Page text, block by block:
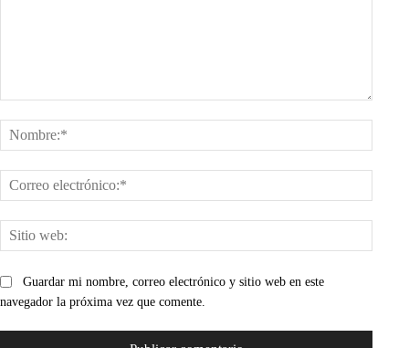
web:
Guardar mi nombre, correo electrónico y sitio web en este
navegador la próxima vez que comente.